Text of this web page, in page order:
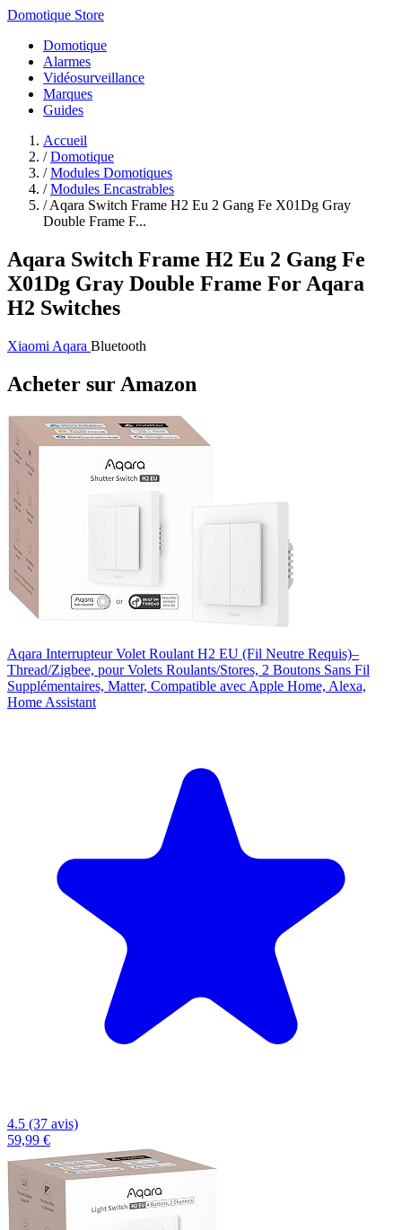
Domotique Store
Domotique
Alarmes
Vidéosurveillance
Marques
Guides
Accueil
/ Domotique
/ Modules Domotiques
/ Modules Encastrables
/ Aqara Switch Frame H2 Eu 2 Gang Fe X01Dg Gray
Double Frame F...
Aqara Switch Frame H2 Eu 2 Gang Fe
X01Dg Gray Double Frame For Aqara
H2 Switches
Xiaomi Aqara Bluetooth
Acheter sur Amazon
Aqara Interrupteur Volet Roulant H2 EU (Fil Neutre Requis)–
Thread/Zigbee, pour Volets Roulants/Stores, 2 Boutons Sans Fil
Supplémentaires, Matter, Compatible avec Apple Home, Alexa,
Home Assistant
4.5 (37 avis)
59,99 €